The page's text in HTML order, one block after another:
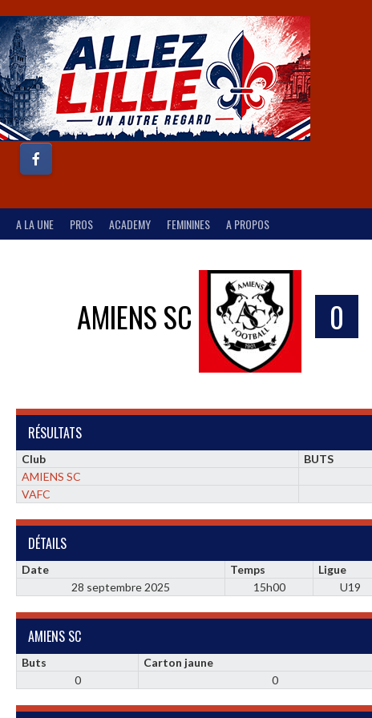
A LA UNE PROS ACADEMY FEMININES A PROPOS
AMIENS SC 0
RÉSULTATS
Club BUTS
AMIENS SC
VAFC
DÉTAILS
Date Temps Ligue
28 septembre 2025
15h00 U19
AMIENS SC
Buts Carton jaune
0
0